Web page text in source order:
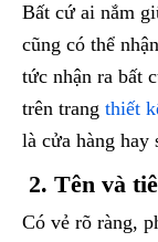
Bất cứ ai nắm
cũng có thể
tức nhận ra bất
trên trang thiết
là cửa hàng hay
2. Tên và
Có vẻ rõ ràng,